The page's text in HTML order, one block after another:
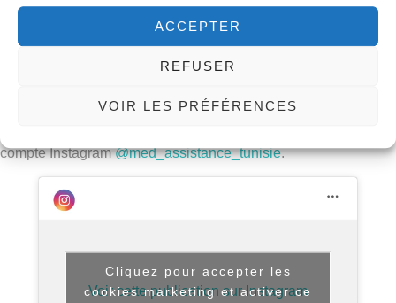
ACCEPTER
REFUSER
VOIR LES PRÉFÉRENCES
Résultats avant /
compte Instagram@med_assistance_tunisie.
Voir cette publication sur Instagram
Cliquez pour accepter les
cookies marketing et activer ce